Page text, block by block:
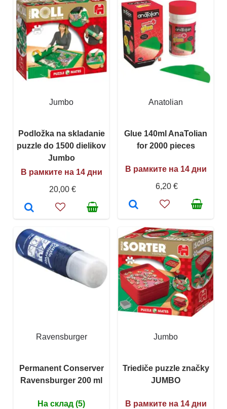
Jumbo
Podložka na skladanie
puzzle do 1500 dielikov
Jumbo
В рамките на 14 дни
20,00 €
Anatolian
Glue 140ml AnaTolian
for 2000 pieces
В рамките на 14 дни
6,20 €
Ravensburger
Permanent Conserver
Ravensburger 200 ml
На склад (5)
Jumbo
Triediče puzzle značky
JUMBO
В рамките на 14 дни